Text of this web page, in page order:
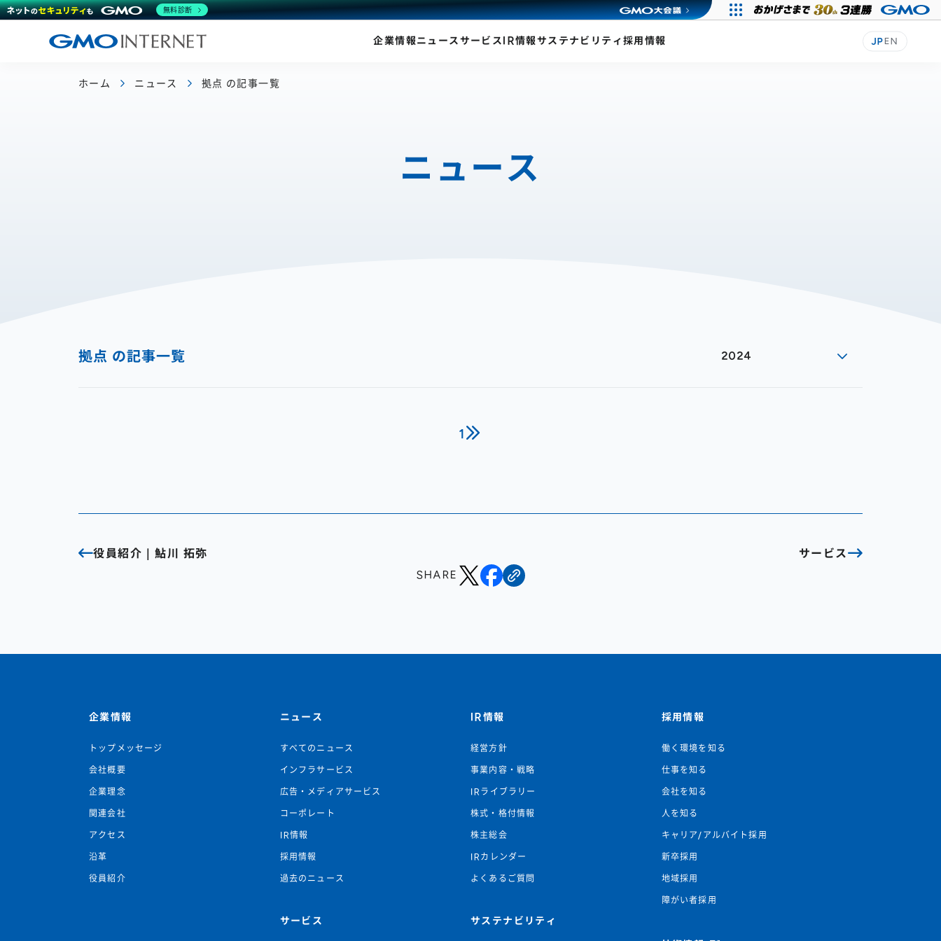
企業情報ニュースサービス IR情報サステナビリティ採用情報 JPEN
ホーム ニュース 拠点 の記事一覧
ニュース
拠点 の記事一覧 2024
1
役員紹介｜鮎川 拓弥 サービス
SHARE
企業情報
トップメッセージ
会社概要
企業理念
関連会社
アクセス
沿革
役員紹介
ニュース
すべてのニュース
インフラサービス
広告・メディアサービス
コーポレート
IR情報
採用情報
過去のニュース
サービス
IR情報
経営方針
事業内容・戦略
IRライブラリー
株式・格付情報
株主総会
IRカレンダー
よくあるご質問
サステナビリティ
採用情報
働く環境を知る
仕事を知る
会社を知る
人を知る
キャリア/アルバイト採用
新卒採用
地域採用
障がい者採用
無料診断